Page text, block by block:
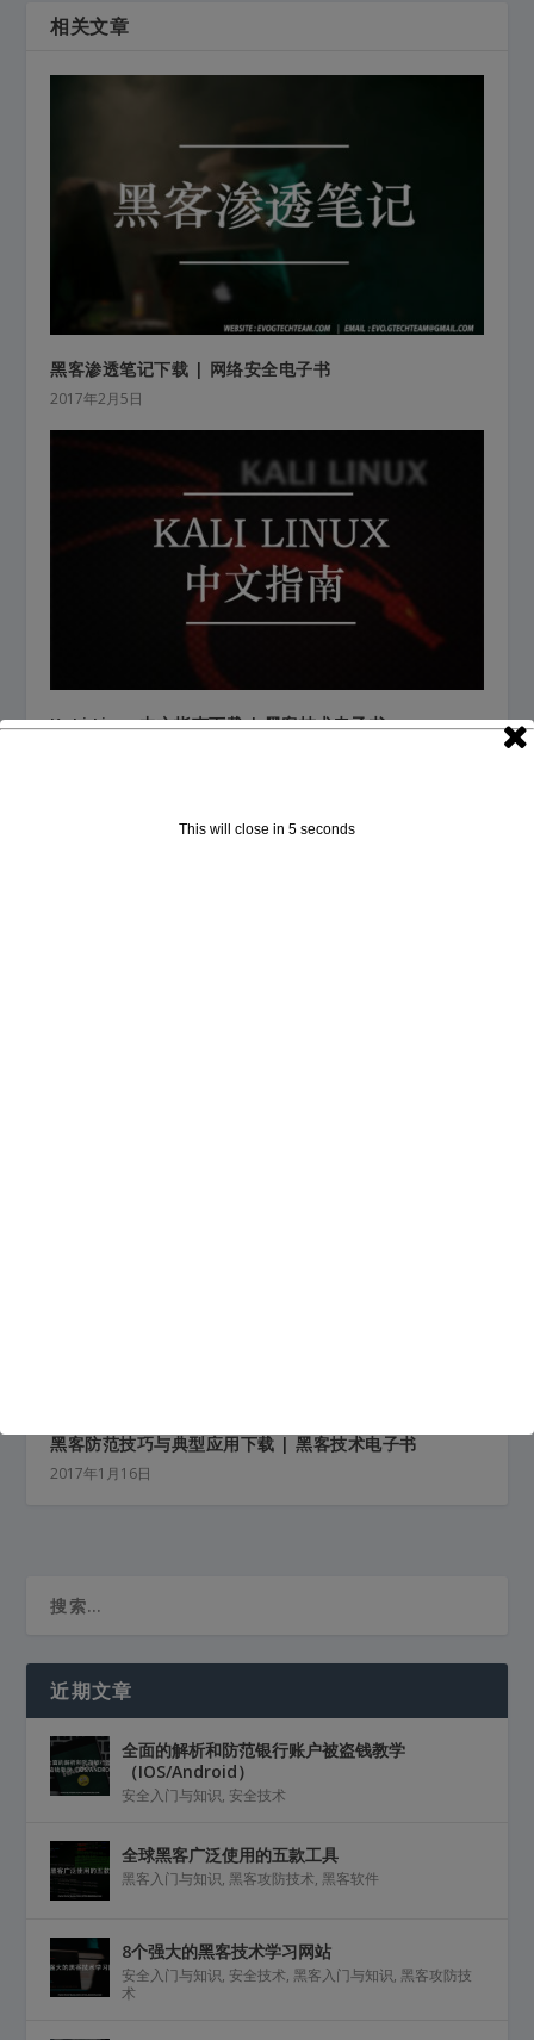
相关文章
黑客渗透笔记下载 | 网络安全电子书
2017年2月5日
KaLi Linux中文指南下载 | 黑客技术电子书
黑客防范技巧与典型应用下载 | 黑客技术电子书
2017年1月16日
近期文章
全面的解析和防范银行账户被盗钱教学
（IOS/Android）
安全入门与知识, 安全技术
全球黑客广泛使用的五款工具
黑客入门与知识, 黑客攻防技术, 黑客软件
8个强大的黑客技术学习网站
安全入门与知识, 安全技术, 黑客入门与知识, 黑客攻防技
术
This will close in 5 seconds